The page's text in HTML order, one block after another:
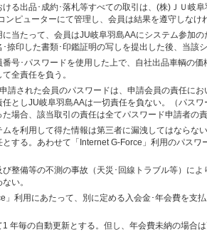
ける出品･成約･落札等すべての取引は、(株)ＪＵ岐
ンピューターにて管理し、会員は結果を遵守しなけ
に当たって、会員はJU岐阜羽島AAにシステム参加
捺印した書類･印鑑証明の写しを提出した後、当該
号･パスワードを使用した上で、自社出品車輌の
全責任を負う。
請された会員のパスワードは、申請会員の責任に
としJU岐阜羽島AAは一切責任を負ない。（パス
場合、該当取引の責任は全てパスワード申請者の
を利用して得た情報は第三者に漏洩してはならな
する。あわせて「Internet G-Force」利用のパス
び整備等の不測の事故（天災･回線トラブル等）に
い。
」利用にあたって、別に定める入会金･年会費を
年毎の自動更新とする。但し、年会費未納の場合